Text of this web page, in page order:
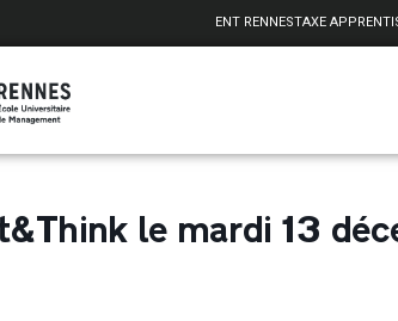
ENT RENNESTAXE
le mardi 13